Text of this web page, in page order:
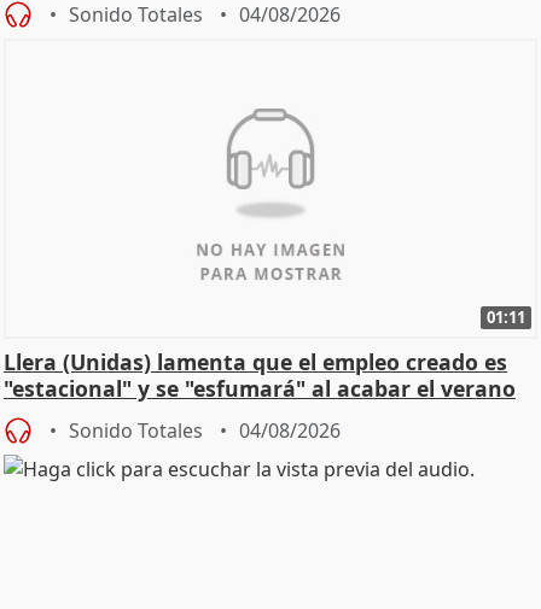
Sonido Totales 04/08/2026
01:11
Llera (Unidas) lamenta que el empleo creado es
"estacional" y se "esfumará" al acabar el verano
Sonido Totales 04/08/2026